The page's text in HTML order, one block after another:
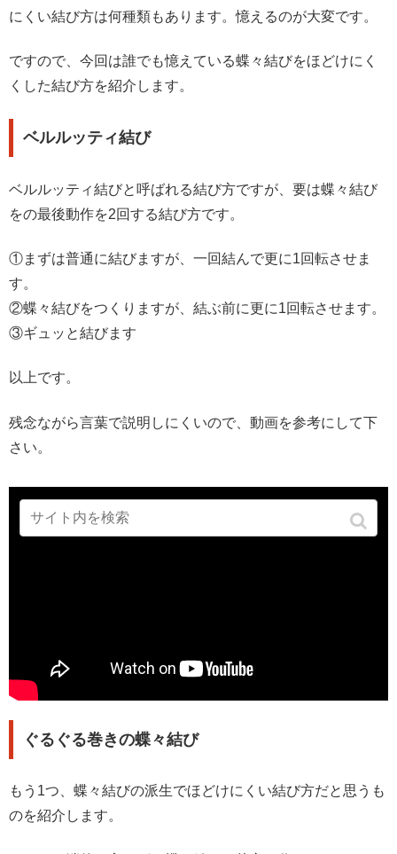
にくい結び方は何種類もあります。憶えるのが大変です。
ですので、今回は誰でも憶えている蝶々結びをほどけにく
くした結び方を紹介します。
ベルルッティ結び
ベルルッティ結びと呼ばれる結び方ですが、要は蝶々結び
をの最後動作を2回する結び方です。
①まずは普通に結びますが、一回結んで更に1回転させま
す。
②蝶々結びをつくりますが、結ぶ前に更に1回転させます。
③ギュッと結びます
以上です。
残念ながら言葉で説明しにくいので、動画を参考にして下
さい。
ぐるぐる巻きの蝶々結び
もう1つ、蝶々結びの派生でほどけにくい結び方だと思うも
のを紹介します。